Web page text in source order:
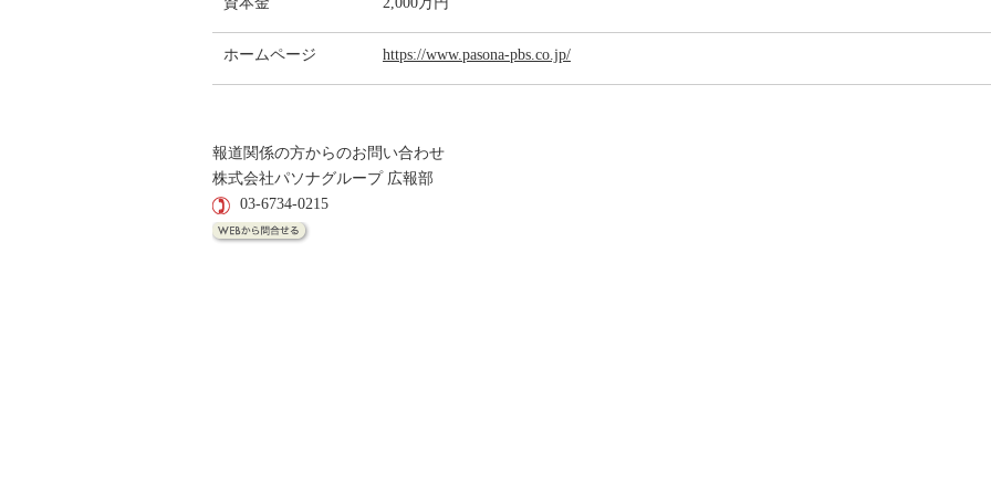
ホームページ https://www.pasona-pbs.co.jp/
報道関係の方からのお問い合わせ
株式会社パソナグループ 広報部
03-6734-0215